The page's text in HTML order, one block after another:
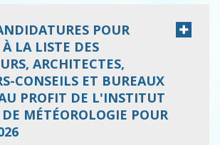
POUR
À LA LISTE DES
ARCHITECTES,
CONSEILS ET BUREAUX
PROFIT DE L'INSTITUT
MÉTÉOROLOGIE POUR